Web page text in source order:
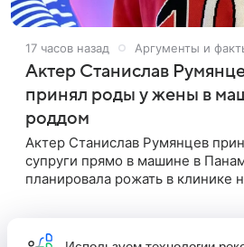
17 часов назад Аргументы и
Актер Станислав
принял роды у жены в
роддом
Актер Станислав Румянцев
супруги прямо в машине в
планировала рожать в клинике